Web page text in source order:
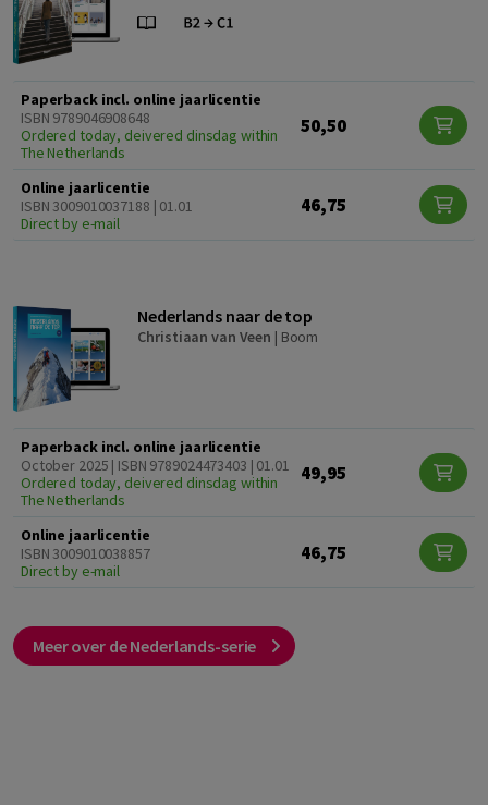
Paperback incl. online jaarlicentie
ISBN 9789046908648
Ordered today, deivered dinsdag within
The Netherlands
50,50
Online jaarlicentie
ISBN 3009010037188 | 01.01
Direct by e-mail
46,75
Nederlands naar de top
Christiaan van Veen | Boom
Paperback incl. online jaarlicentie
October 2025 | ISBN 9789024473403 | 01.01
Ordered today, deivered dinsdag within
The Netherlands
49,95
Online jaarlicentie
ISBN 3009010038857
Direct by e-mail
46,75
Meer over de Nederlands-serie